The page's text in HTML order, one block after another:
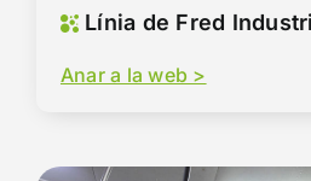
Línia de Fred
Anar a la web >